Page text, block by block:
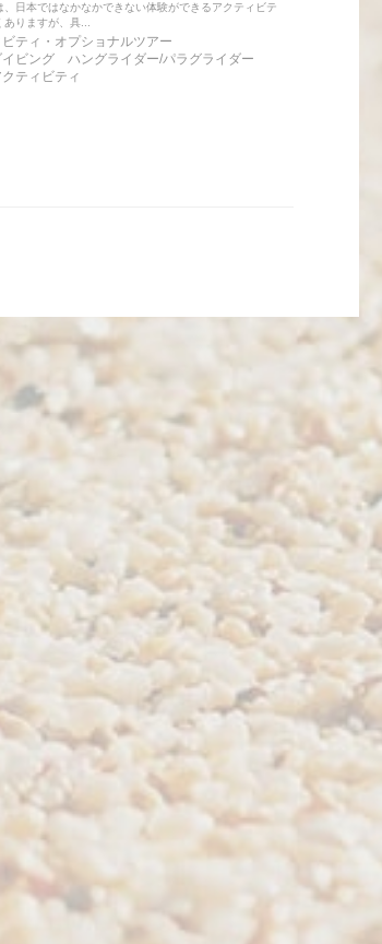
、日本ではなかなかできない体験ができるアクティビテ
ありますが、具...
ティ・オプショナルツアー
ビング
ハングライダー/パラグライダー
ティビティ